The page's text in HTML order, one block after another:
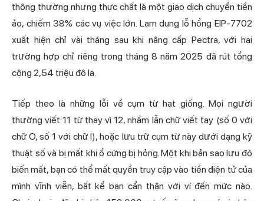
thông thường nhưng thực chất là một giao dịch chuyển tiền
ảo, chiếm 38% các vụ việc lớn. Lạm dụng lỗ hổng EIP-7702
xuất hiện chỉ vài tháng sau khi nâng cấp Pectra, với hai
trường hợp chỉ riêng trong tháng 8 năm 2025 đã rút tổng
cộng 2,54 triệu đô la.
Tiếp theo là những lỗi về cụm từ hạt giống. Mọi người
thường viết 11 từ thay vì 12, nhầm lẫn chữ viết tay (số 0 với
chữ O, số 1 với chữ l), hoặc lưu trữ cụm từ này dưới dạng kỹ
thuật số và bị mất khi ổ cứng bị hỏng. Một khi bản sao lưu đó
biến mất, bạn có thể mất quyền truy cập vào tiền điện tử của
mình vĩnh viễn, bất kể bạn cẩn thận với ví đến mức nào.